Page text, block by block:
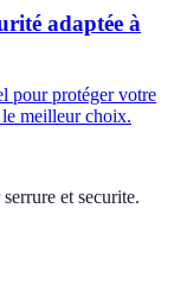
adaptée à
pour protéger votre
meilleur choix.
serrure et securite.